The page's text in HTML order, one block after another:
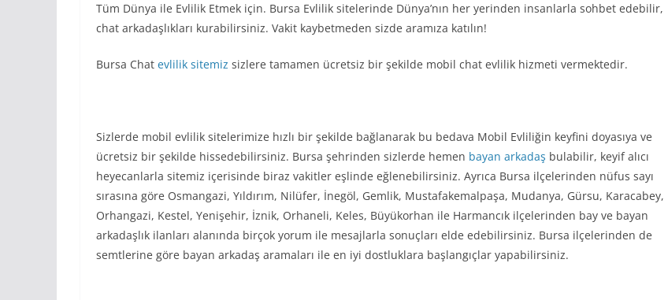
Tüm Dünya ile Evlilik Etmek için. Bursa Evlilik sitelerinde Dünya’nın her yerinden insanlarla sohbet edebilir,
chat arkadaşlıkları kurabilirsiniz. Vakit kaybetmeden sizde aramıza katılın!
Bursa Chat evlilik sitemiz sizlere tamamen ücretsiz bir şekilde mobil chat evlilik hizmeti vermektedir.
Sizlerde mobil evlilik sitelerimize hızlı bir şekilde bağlanarak bu bedava Mobil Evliliğin keyfini doyasıya ve
ücretsiz bir şekilde hissedebilirsiniz. Bursa şehrinden sizlerde hemen bayan arkadaş bulabilir, keyif alıcı
heyecanlarla sitemiz içerisinde biraz vakitler eşlinde eğlenebilirsiniz. Ayrıca Bursa ilçelerinden nüfus sayı
sırasına göre Osmangazi, Yıldırım, Nilüfer, İnegöl, Gemlik, Mustafakemalpaşa, Mudanya, Gürsu, Karacabey,
Orhangazi, Kestel, Yenişehir, İznik, Orhaneli, Keles, Büyükorhan ile Harmancık ilçelerinden bay ve bayan
arkadaşlık ilanları alanında birçok yorum ile mesajlarla sonuçları elde edebilirsiniz. Bursa ilçelerinden de
semtlerine göre bayan arkadaş aramaları ile en iyi dostluklara başlangıçlar yapabilirsiniz.